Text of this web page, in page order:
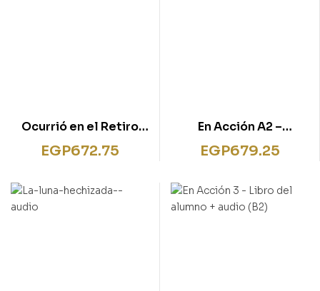
Ocurrió en el Retiro
(B1)
EGP672.75
En Acción A2 –
Cuaderno de
actividades + CD audio
EGP679.25